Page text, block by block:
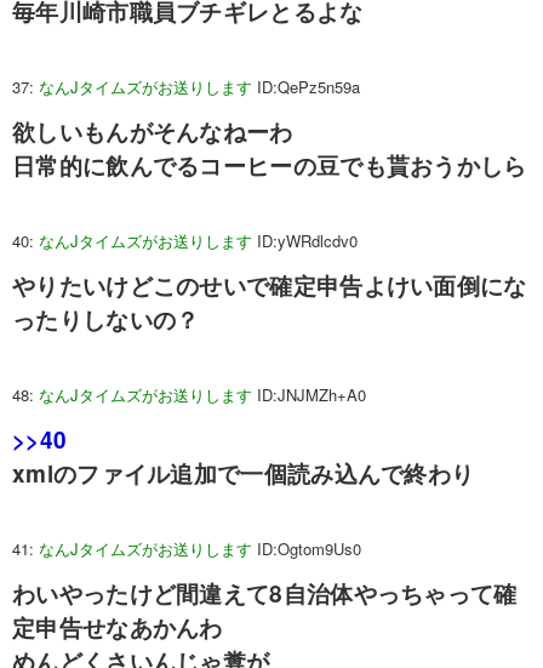
毎年川崎市職員ブチギレとるよな
37: なんJタイムズがお送りします ID:QePz5n59a
欲しいもんがそんなねーわ
日常的に飲んでるコーヒーの豆でも貰おうかしら
40: なんJタイムズがお送りします ID:yWRdlcdv0
やりたいけどこのせいで確定申告よけい面倒にな
ったりしないの？
48: なんJタイムズがお送りします ID:JNJMZh+A0
>>40
xmlのファイル追加で一個読み込んで終わり
41: なんJタイムズがお送りします ID:Ogtom9Us0
わいやったけど間違えて8自治体やっちゃって確
定申告せなあかんわ